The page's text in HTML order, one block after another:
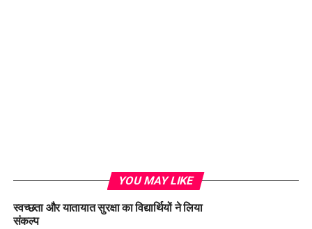
YOU MAY LIKE
स्वच्छता और यातायात सुरक्षा का विद्यार्थियों ने लिया
संकल्प